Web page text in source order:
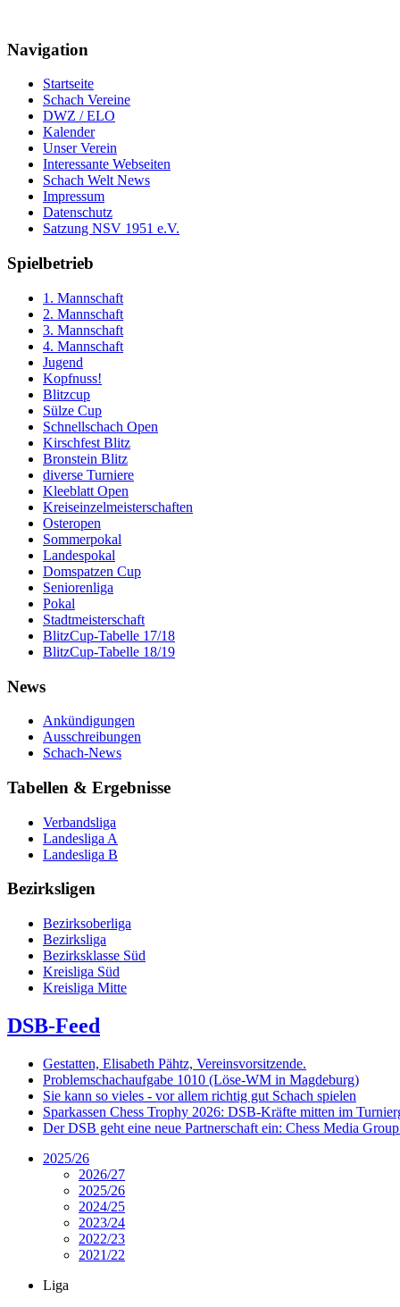
Navigation
Startseite
Schach Vereine
DWZ / ELO
Kalender
Unser Verein
Interessante Webseiten
Schach Welt News
Impressum
Datenschutz
Satzung NSV 1951 e.V.
Spielbetrieb
1. Mannschaft
2. Mannschaft
3. Mannschaft
4. Mannschaft
Jugend
Kopfnuss!
Blitzcup
Sülze Cup
Schnellschach Open
Kirschfest Blitz
Bronstein Blitz
diverse Turniere
Kleeblatt Open
Kreiseinzelmeisterschaften
Osteropen
Sommerpokal
Landespokal
Domspatzen Cup
Seniorenliga
Pokal
Stadtmeisterschaft
BlitzCup-Tabelle 17/18
BlitzCup-Tabelle 18/19
News
Ankündigungen
Ausschreibungen
Schach-News
Tabellen & Ergebnisse
Verbandsliga
Landesliga A
Landesliga B
Bezirksligen
Bezirksoberliga
Bezirksliga
Bezirksklasse Süd
Kreisliga Süd
Kreisliga Mitte
DSB-Feed
Gestatten, Elisabeth Pähtz, Vereinsvorsitzende.
Problemschachaufgabe 1010 (Löse-WM in Magdeburg)
Sie kann so vieles - vor allem richtig gut Schach spielen
Sparkassen Chess Trophy 2026: DSB-Kräfte mitten im
Der DSB geht eine neue Partnerschaft ein: Chess Media
2025/26
2026/27
2025/26
2024/25
2023/24
2022/23
2021/22
Liga